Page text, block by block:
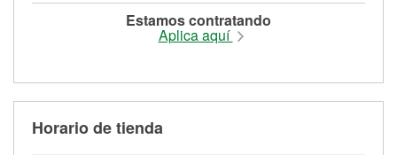
Estamos contratando
Aplica aquí
Horario de tienda